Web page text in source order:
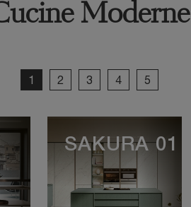
Moderne
1 2 3 4 5
SAKURA 01